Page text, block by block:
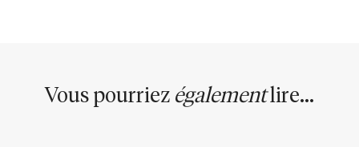
Vous pourriez égalementlire...